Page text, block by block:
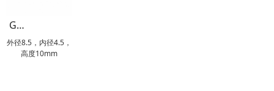
GOK 密封件
外径8.5，内径4.5，
高度10mm